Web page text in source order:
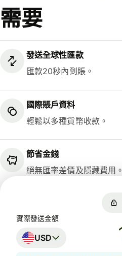
需要
發送全球性匯款
匯款20秒內到賬。
國際賬戶資料
輕鬆以多種貨幣收款。
節省金錢
絕無匯率差價及隱藏費用。
實際發送金額
USD